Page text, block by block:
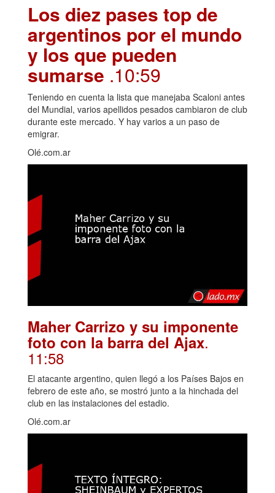
Los diez pases top de
argentinos por el mundo
y los que pueden
sumarse .10:59
Teniendo en cuenta la lista que manejaba Scaloni antes
del Mundial, varios apellidos pesados cambiaron de club
durante este mercado. Y hay varios a un paso de
emigrar.
Olé.com.ar
Maher Carrizo y su imponente
foto con la barra del Ajax.
11:58
El atacante argentino, quien llegó a los Países Bajos en
febrero de este año, se mostró junto a la hinchada del
club en las instalaciones del estadio.
Olé.com.ar